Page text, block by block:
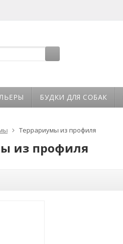
БУДКИ ДЛЯ СОБАК
Террариумы из профиля
из профиля